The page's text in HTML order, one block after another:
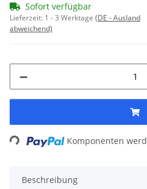
Sofort verfügbar
Lieferzeit: 1 - 3 Werktage (DE - Ausland
abweichend)
Loading... Komponenten
Beschreibung